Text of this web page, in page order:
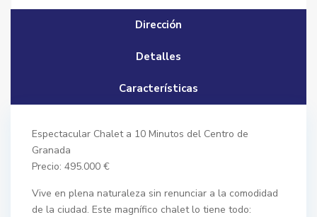
Dirección
Detalles
Características
Espectacular Chalet a 10 Minutos del Centro de
Granada
Precio: 495.000 €
Vive en plena naturaleza sin renunciar a la comodidad
de la ciudad. Este magnífico chalet lo tiene todo: